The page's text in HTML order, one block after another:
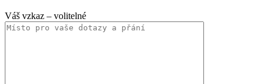
Váš vzkaz – volitelné